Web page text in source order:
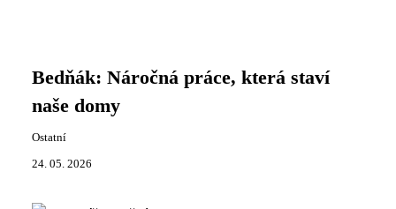
Bedňák: Náročná práce, která staví
naše domy
Ostatní
24. 05. 2026